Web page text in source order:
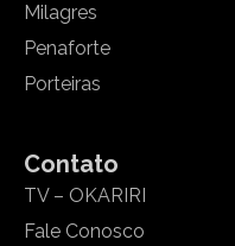
Milagres
Penaforte
Porteiras
Contato
TV – OKARIRI
Fale Conosco